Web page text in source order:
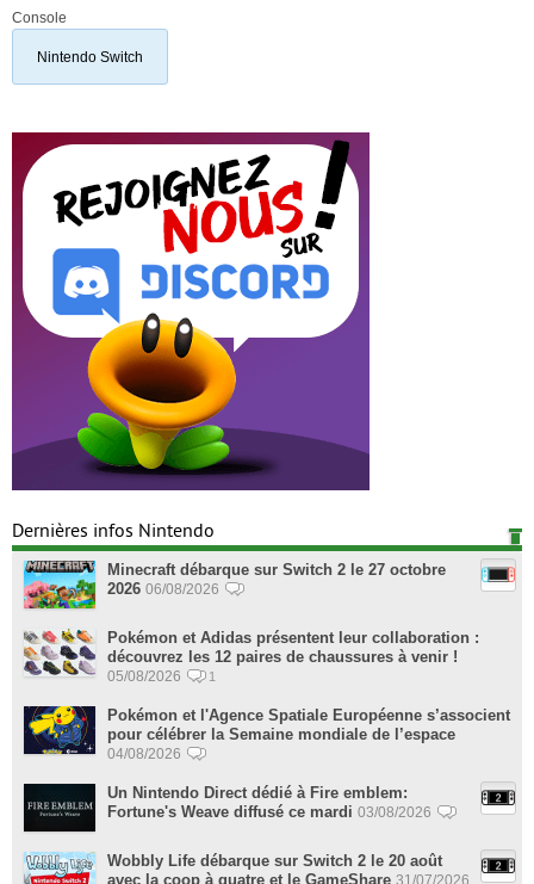
Console
Nintendo Switch
Dernières infos Nintendo
Minecraft débarque sur Switch 2 le 27 octobre
2026 06/08/2026
Pokémon et Adidas présentent leur collaboration :
découvrez les 12 paires de chaussures à venir !
05/08/2026 1
Pokémon et l'Agence Spatiale Européenne s’associent
pour célébrer la Semaine mondiale de l’espace
04/08/2026
Un Nintendo Direct dédié à Fire emblem:
Fortune's Weave diffusé ce mardi 03/08/2026
Wobbly Life débarque sur Switch 2 le 20 août
avec la coop à quatre et le GameShare 31/07/2026